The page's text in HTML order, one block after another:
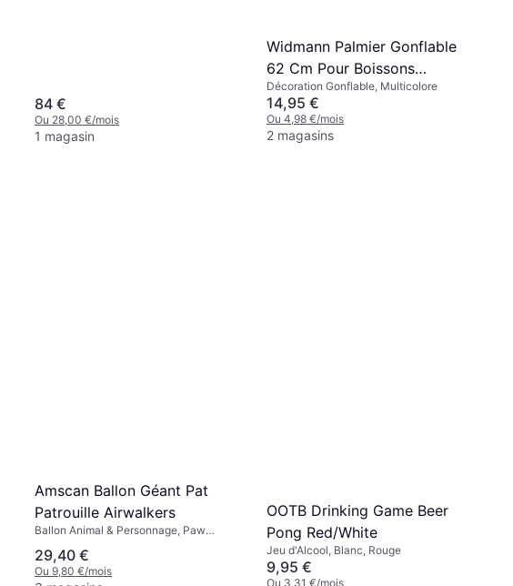
84 €
Ou 28,00 €/mois
1 magasin
Widmann Palmier Gonflable
62 Cm Pour Boissons
Multicolores
Décoration Gonflable, Multicolore
14,95 €
Ou 4,98 €/mois
2 magasins
Amscan Ballon Géant Pat
Patrouille Airwalkers
Ballon Animal & Personnage, Paw
animés, Animal
29,40 €
Ou 9,80 €/mois
OOTB Drinking Game Beer
Pong Red/White
Jeu d'Alcool, Blanc, Rouge
9,95 €
Ou 3,31 €/mois